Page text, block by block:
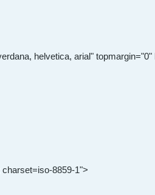
helvetica, arial"
8859-1">